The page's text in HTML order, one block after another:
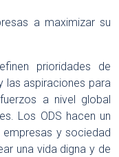
a maximizar su
prioridades de
las aspiraciones para
a nivel global
Los ODS hacen un
y sociedad
una vida digna y de